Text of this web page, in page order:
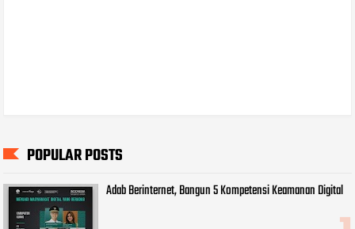
POPULAR POSTS
Adab Berinternet, Bangun 5 Kompetensi Keamanan Digital